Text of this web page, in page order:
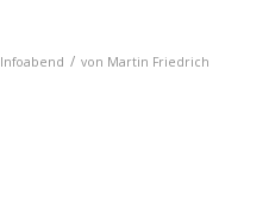
Infoabend / von Martin Friedrich